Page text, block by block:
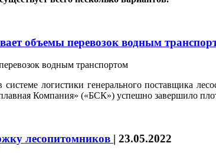
объемы перевозок водным
логистики генерального поставщика
Компания» («БСК») успешно завершило
лесопитомников | 23.05.2022